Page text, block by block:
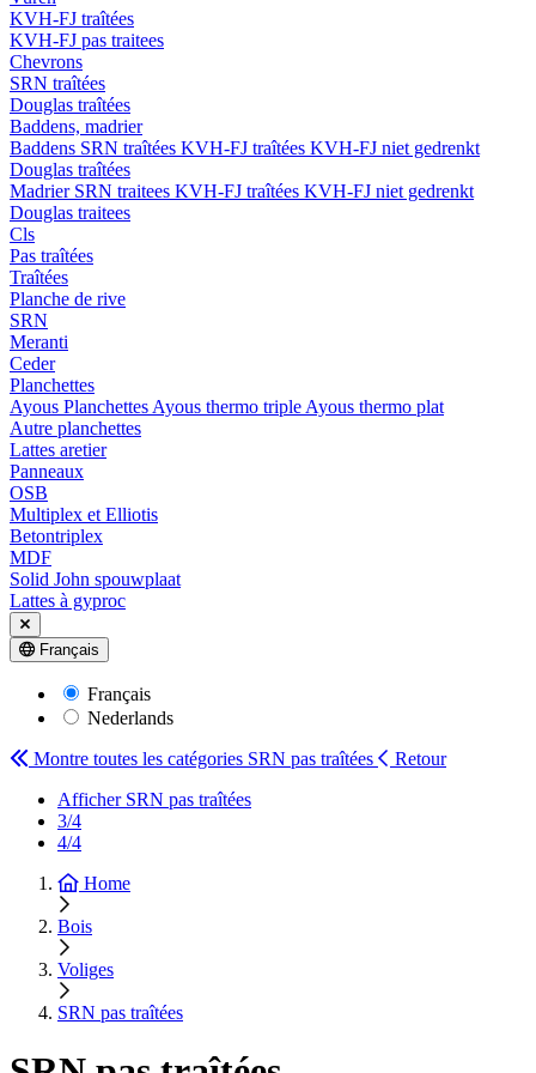
KVH-FJ traîtées
KVH-FJ pas traitees
Chevrons
SRN traîtées
Douglas traîtées
Baddens, madrier
Baddens SRN traîtées KVH-FJ traîtées KVH-FJ niet gedrenkt
Douglas traîtées
Madrier SRN traitees KVH-FJ traîtées KVH-FJ niet gedrenkt
Douglas traitees
Cls
Pas traîtées
Traîtées
Planche de rive
SRN
Meranti
Ceder
Planchettes
Ayous Planchettes Ayous thermo triple Ayous thermo plat
Autre planchettes
Lattes aretier
Panneaux
OSB
Multiplex et Elliotis
Betontriplex
MDF
Solid John spouwplaat
Lattes à gyproc
Français
Français
Nederlands
Montre toutes les catégories SRN pas traîtées
Retour
Afficher SRN pas traîtées
3/4
4/4
Home
Bois
Voliges
SRN pas traîtées